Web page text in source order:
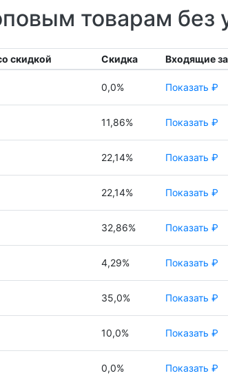
товарам без
скидкой Скидка
Входящие
0,0% Показать ₽
11,86% Показать ₽
22,14% Показать ₽
22,14% Показать ₽
32,86% Показать ₽
4,29% Показать ₽
35,0% Показать ₽
10,0% Показать ₽
0,0% Показать ₽